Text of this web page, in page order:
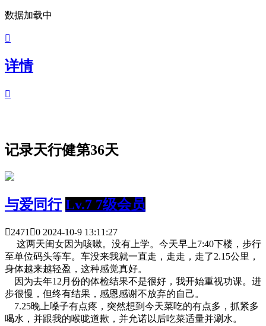
数据加载中

详情

记录天行健第36天
与爱同行 Lv.7 7级会员
24710 2024-10-9 13:11:27
这两天闺女因为咳嗽。没有上学。今天早上7:40下楼，步行
至单位码头等车。车没来我就一直走，走走，走了2.15公里，
身体越来越轻盈，这种感觉真好。
因为去年12月份的体检结果不是很好，我开始重视功课。进
步很慢，但终有结果，感恩感谢不放弃的自己。
7.25晚上嗓子有点疼，突然想到今天菜吃的有点多，抓紧多
喝水，并跟我的喉咙道歉，并允诺以后吃菜适量并涮水。